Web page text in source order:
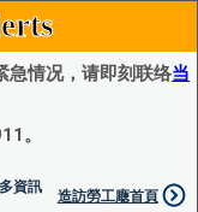
急情况，请即刻联络当
。
資訊
造訪勞工廰首頁